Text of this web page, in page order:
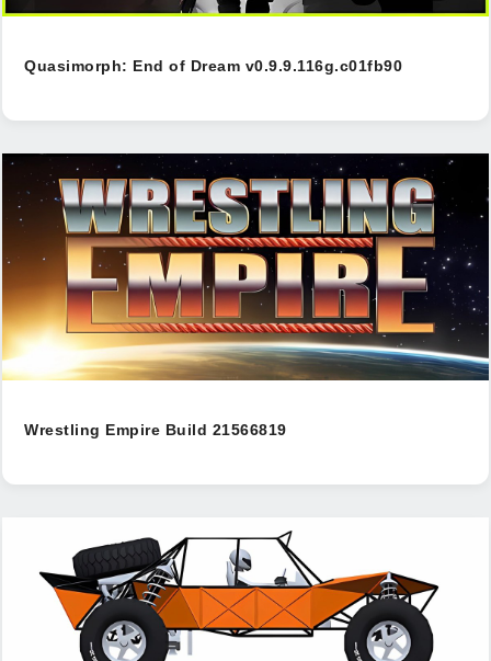
Quasimorph: End of Dream v0.9.9.116g.c01fb90
Wrestling Empire Build 21566819